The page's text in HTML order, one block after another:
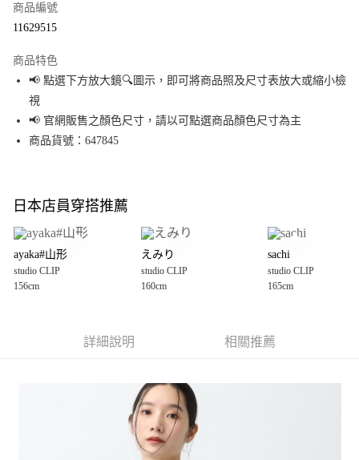
Apple Pay
街口支付
悠遊付
全盈+PAY
大哥付你分期
【大哥付你分期使用說明】
1.本服務由台灣大哥大提供，台灣大哥大用戶可立即使用無須另外申請。
2.付款方式選擇「大哥付你分期」，訂單成立後會自動跳轉到大哥付的交易
3.實際核准額度、可分期數及費用金額請依後續交易確認頁面所載為準。
4.訂單成立30分鐘內，如未前往確認交易或遇審核未通過，訂單將自動取
1.分期款項不併入電信帳單，「大哥付你分期」於每月結算日後寄送繳費提
2.透過簡訊連結打開帳單後，可選擇「超商條碼／台灣大直營門市／銀行轉
帳／街口支付／iPASS MONEY」等通路繳費。
AFTEE先享後付
３．安心：先確認商品／服務後，再付款。
【「AFTEE先享後付」結帳流程】
１．於結帳方式選擇「AFTEE先享後付」後，將跳轉至「AFTEE先享後付」
結帳頁面，進行簡訊認證並確認金額後，即可完成結帳。
２．訂單成立數日內，您將收到繳費通知簡訊。
每筆NT$80，滿NT$1,500(含以上)免運費
每筆NT$80，滿NT$1,500(含以上)免運費
商品編號
11629515
商品特色
📢 點選下方放大鏡🔍圖示，即可將商品照及尺寸表放大或縮小檢
視
📢 官網販售之顏色尺寸，請以可點選商品顏色尺寸為主
商品貨號：647845
日本店員穿搭推薦
ayaka#山形
studio CLIP
156cm
えみり
studio CLIP
160cm
sachi
studio CLIP
165cm
詳細說明 相關推薦